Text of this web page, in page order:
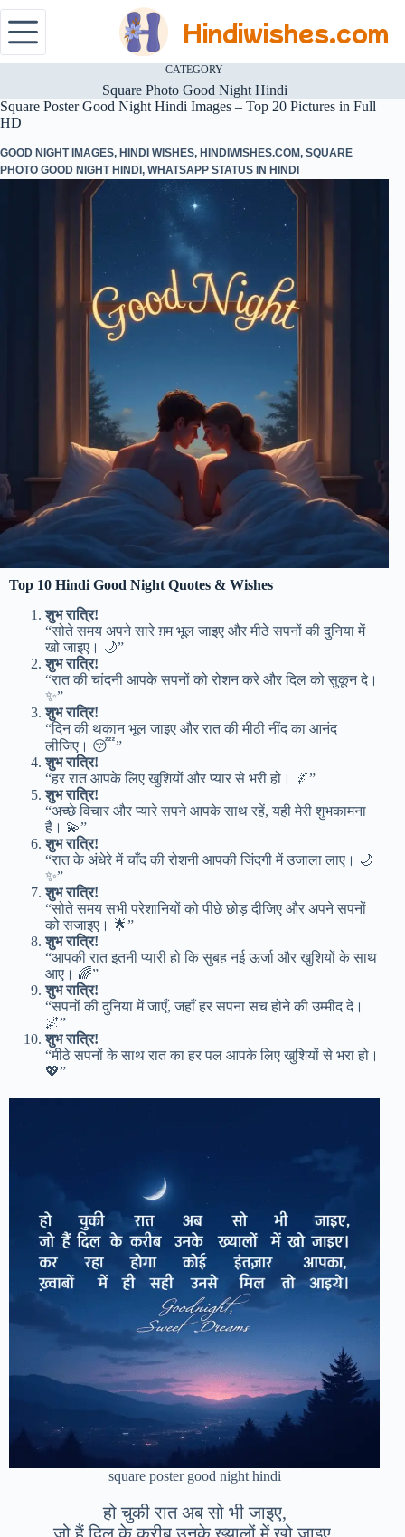
Hindiwishes.com
CATEGORY
Square Photo Good Night Hindi
Square Poster Good Night Hindi Images – Top 20 Pictures in Full
HD
GOOD NIGHT IMAGES, HINDI WISHES, HINDIWISHES.COM, SQUARE
PHOTO GOOD NIGHT HINDI, WHATSAPP STATUS IN HINDI
Top 10 Hindi Good Night Quotes & Wishes
शुभ रात्रि!
“सोते समय अपने सारे ग़म भूल जाइए और मीठे सपनों की दुनिया में
खो जाइए। 🌙”
शुभ रात्रि!
“रात की चांदनी आपके सपनों को रोशन करे और दिल को सुकून दे।
✨”
शुभ रात्रि!
“दिन की थकान भूल जाइए और रात की मीठी नींद का आनंद
लीजिए। 😴”
शुभ रात्रि!
“हर रात आपके लिए खुशियों और प्यार से भरी हो। 🌌”
शुभ रात्रि!
“अच्छे विचार और प्यारे सपने आपके साथ रहें, यही मेरी शुभकामना
है। 💫”
शुभ रात्रि!
“रात के अंधेरे में चाँद की रोशनी आपकी जिंदगी में उजाला लाए। 🌙
✨”
शुभ रात्रि!
“सोते समय सभी परेशानियों को पीछे छोड़ दीजिए और अपने सपनों
को सजाइए। 🌟”
शुभ रात्रि!
“आपकी रात इतनी प्यारी हो कि सुबह नई ऊर्जा और खुशियों के साथ
आए। 🌈”
शुभ रात्रि!
“सपनों की दुनिया में जाएँ, जहाँ हर सपना सच होने की उम्मीद दे।
🌌”
शुभ रात्रि!
“मीठे सपनों के साथ रात का हर पल आपके लिए खुशियों से भरा हो।
💖”
square poster good night hindi
हो चुकी रात अब सो भी जाइए,